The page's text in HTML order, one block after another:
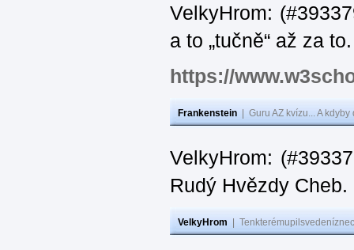
VelkyHrom:
a to „tučně“ až za
https://
Frankenstein Guru AZ kvízu... A
VelkyHrom:
Rudý Hvězdy Cheb.
VelkyHrom